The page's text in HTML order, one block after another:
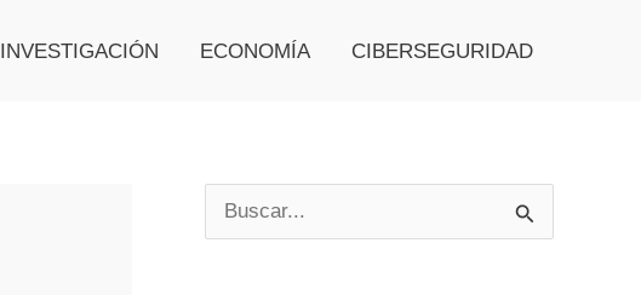
INVESTIGACIÓN ECONOMÍA CIBERSEGURIDAD
u